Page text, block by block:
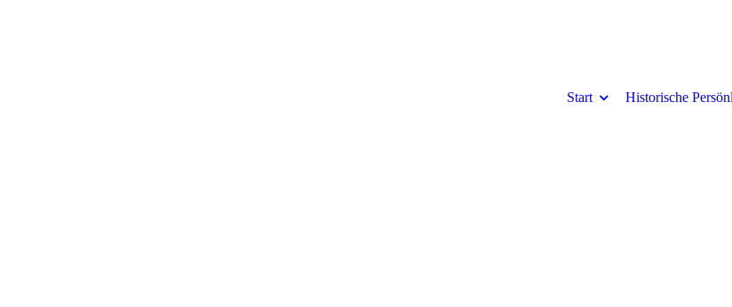
Start Historische